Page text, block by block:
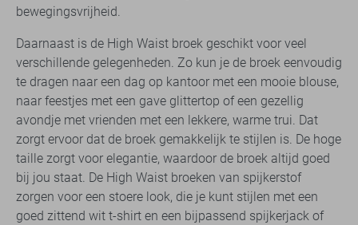
bewegingsvrijheid.
Daarnaast is de High Waist broek geschikt voor veel
verschillende gelegenheden. Zo kun je de broek eenvoudig
te dragen naar een dag op kantoor met een mooie blouse,
naar feestjes met een gave glittertop of een gezellig
avondje met vrienden met een lekkere, warme trui. Dat
zorgt ervoor dat de broek gemakkelijk te stijlen is. De hoge
taille zorgt voor elegantie, waardoor de broek altijd goed
bij jou staat. De High Waist broeken van spijkerstof
zorgen voor een stoere look, die je kunt stijlen met een
goed zittend wit t-shirt en een bijpassend spijkerjack of